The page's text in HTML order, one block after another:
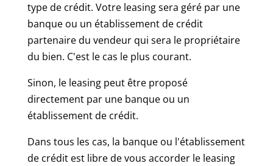
type de crédit. Votre leasing sera géré par une
banque ou un établissement de crédit
partenaire du vendeur qui sera le propriétaire
du bien. C'est le cas le plus courant.
Sinon, le leasing peut être proposé
directement par une banque ou un
établissement de crédit.
Dans tous les cas, la banque ou l'établissement
de crédit est libre de vous accorder le leasing